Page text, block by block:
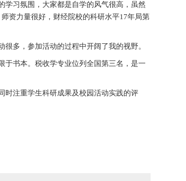
学习氛围，大家都是自学的风气很高，虽然
资力量很好，财经院校的科研水平17年局第
多，参加活动的过程中开阔了我的视野。
于书本。税收学专业位列全国第三名，是一
时注重学生科研成果及校园活动实践的评